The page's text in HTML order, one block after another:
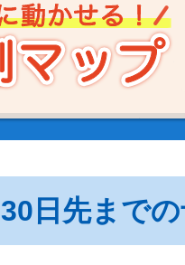
30日先まで